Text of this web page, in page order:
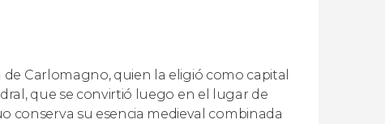
Carlomagno, quien la eligió como capital
que se convirtió luego en el lugar de
conserva su esencia medieval combinada